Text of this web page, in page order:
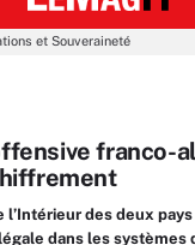
et Souveraineté
franco-
l’Intérieur des deux
dans les systèmes